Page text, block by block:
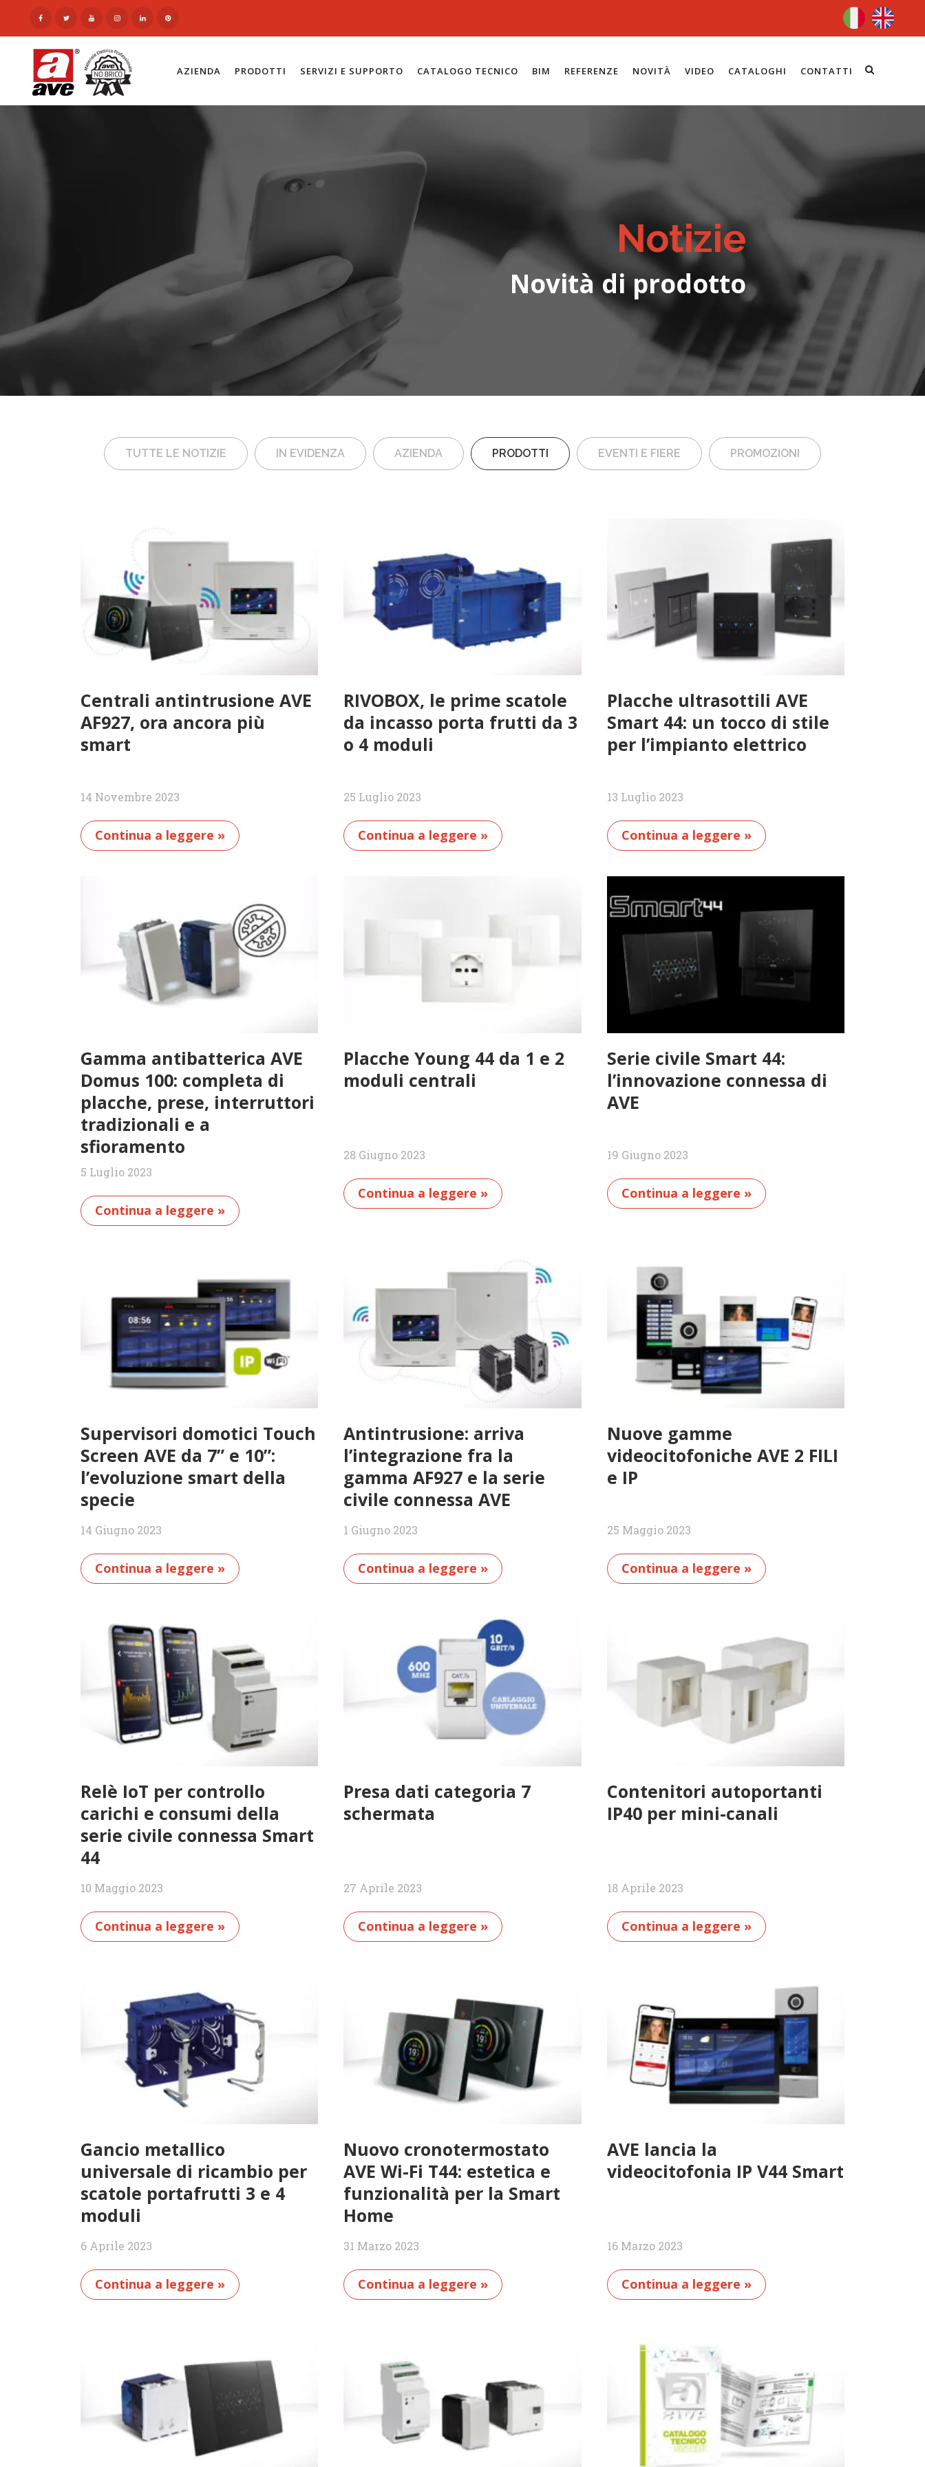
AZIENDA PRODOTTI SERVIZI E SUPPORTO CATALOGO TECNICO BIM REFERENZE NOVITÀ VIDEO CATALOGHI CONTATTI
Notizie
Novità di prodotto
TUTTE LE NOTIZIE IN EVIDENZA AZIENDA PRODOTTI EVENTI E FIERE PROMOZIONI
Centrali antintrusione AVE
AF927, ora ancora più
smart
14 Novembre 2023
Continua a leggere »
RIVOBOX, le prime scatole
da incasso porta frutti da 3
o 4 moduli
25 Luglio 2023
Continua a leggere »
Placche ultrasottili AVE
Smart 44: un tocco di stile
per l’impianto elettrico
13 Luglio 2023
Continua a leggere »
Gamma antibatterica AVE
Domus 100: completa di
placche, prese, interruttori
tradizionali e a
sfioramento
5 Luglio 2023
Continua a leggere »
Placche Young 44 da 1 e 2
moduli centrali
28 Giugno 2023
Continua a leggere »
Serie civile Smart 44:
l’innovazione connessa di
AVE
19 Giugno 2023
Continua a leggere »
Supervisori domotici Touch
Screen AVE da 7” e 10”:
l’evoluzione smart della
specie
14 Giugno 2023
Continua a leggere »
Antintrusione: arriva
l’integrazione fra la
gamma AF927 e la serie
civile connessa AVE
1 Giugno 2023
Continua a leggere »
Nuove gamme
videocitofoniche AVE 2 FILI
e IP
25 Maggio 2023
Continua a leggere »
Relè IoT per controllo
carichi e consumi della
serie civile connessa Smart
44
10 Maggio 2023
Continua a leggere »
Presa dati categoria 7
schermata
27 Aprile 2023
Continua a leggere »
Contenitori autoportanti
IP40 per mini-canali
18 Aprile 2023
Continua a leggere »
Gancio metallico
universale di ricambio per
scatole portafrutti 3 e 4
moduli
6 Aprile 2023
Continua a leggere »
Nuovo cronotermostato
AVE Wi-Fi T44: estetica e
funzionalità per la Smart
Home
31 Marzo 2023
Continua a leggere »
AVE lancia la
videocitofonia IP V44 Smart
16 Marzo 2023
Continua a leggere »